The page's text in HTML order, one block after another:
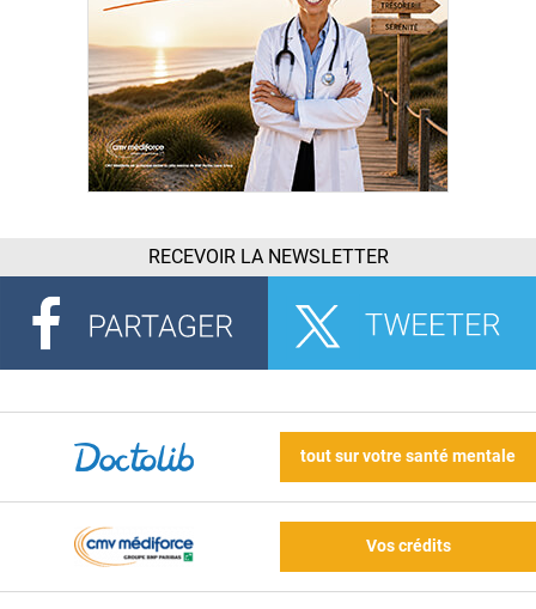
RECEVOIR LA NEWSLETTER
tout sur votre santé mentale
Vos crédits